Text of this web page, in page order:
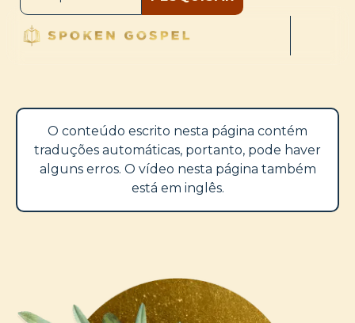
O conteúdo escrito nesta página contém
traduções automáticas, portanto, pode haver
alguns erros. O vídeo nesta página também
está em inglês.